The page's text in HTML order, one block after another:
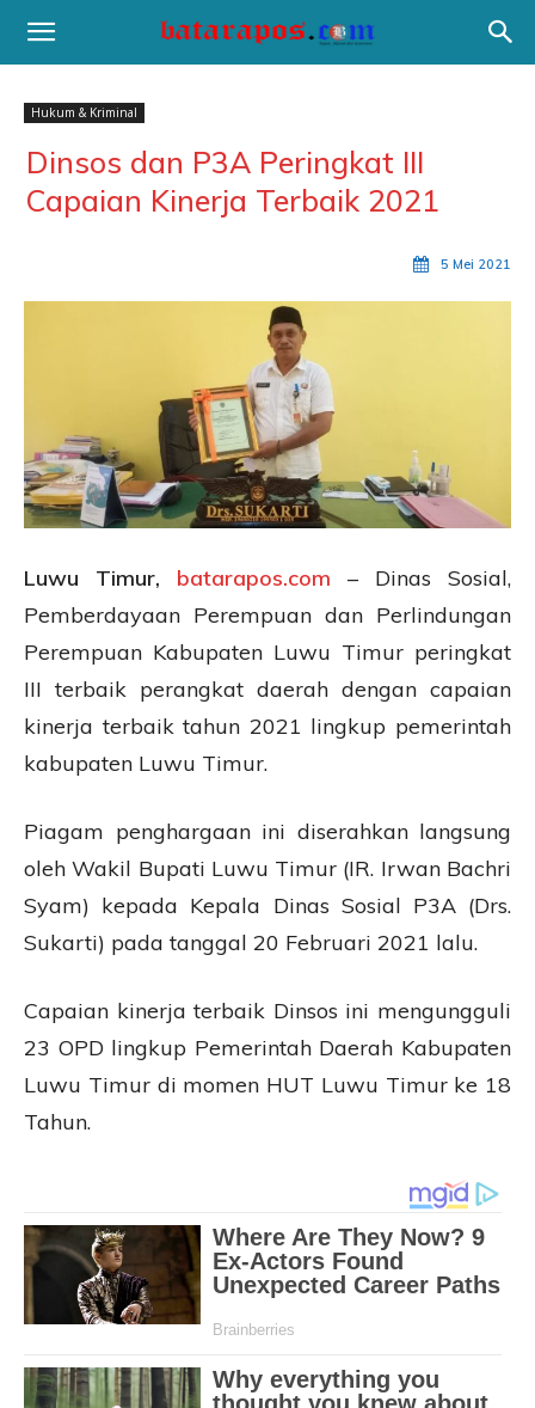
Hukum & Kriminal
Dinsos dan P3A Peringkat III
Capaian Kinerja Terbaik 2021
5 Mei 2021
Luwu Timur, batarapos.com – Dinas Sosial,
Pemberdayaan Perempuan dan Perlindungan
Perempuan Kabupaten Luwu Timur peringkat
III terbaik perangkat daerah dengan capaian
kinerja terbaik tahun 2021 lingkup pemerintah
kabupaten Luwu Timur.
Piagam penghargaan ini diserahkan langsung
oleh Wakil Bupati Luwu Timur (IR. Irwan Bachri
Syam) kepada Kepala Dinas Sosial P3A (Drs.
Sukarti) pada tanggal 20 Februari 2021 lalu.
Capaian kinerja terbaik Dinsos ini mengungguli
23 OPD lingkup Pemerintah Daerah Kabupaten
Luwu Timur di momen HUT Luwu Timur ke 18
Tahun.